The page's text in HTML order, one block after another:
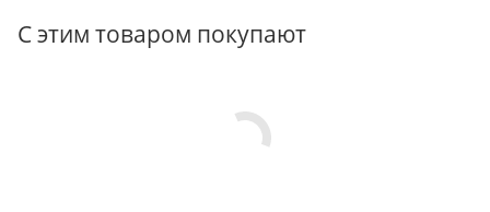
С этим товаром покупают